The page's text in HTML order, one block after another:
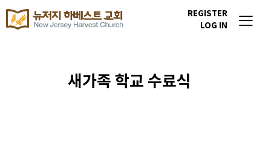
REGISTER
LOG IN
새가족 학교 수료식